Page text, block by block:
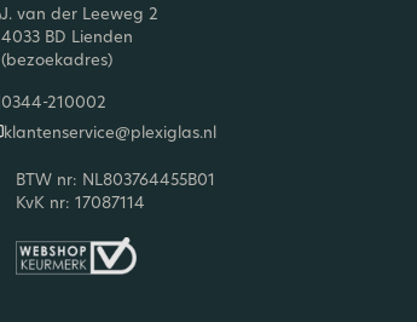
J. van der Leeweg 2
4033 BD Lienden
(bezoekadres)
0344-210002
klantenservice@plexiglas.nl
BTW nr: NL803764455B01
KvK nr: 17087114